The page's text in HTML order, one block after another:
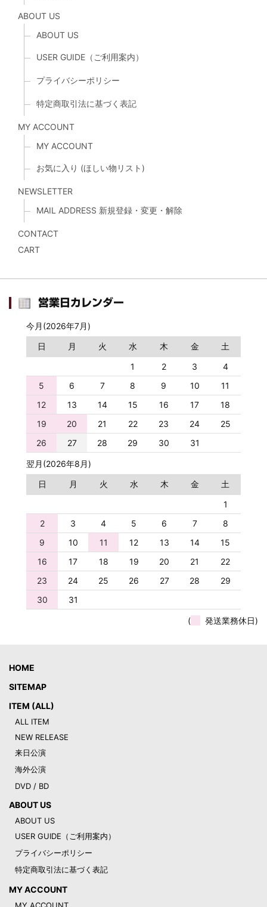
ABOUT US
ABOUT US
USER GUIDE（ご利用案内）
プライバシーポリシー
特定商取引法に基づく表記
MY ACCOUNT
MY ACCOUNT
お気に入り (ほしい物リスト)
NEWSLETTER
MAIL ADDRESS 新規登録・変更・解除
CONTACT
CART
営業日カレンダー
今月(2026年7月)
日
月 火 水 木 金
土
1
2 3
4
5
6 7 8 9 10
11
12
13 14 15 16 17
18
19
20 21 22 23 24
25
26
27 28 29 30 31
翌月(2026年8月)
日
月 火 水 木 金
土
1
2
3 4 5 6 7
8
9
10 11 12 13 14
15
16
17 18 19 20 21
22
23
24 25 26 27 28
29
30
31
( 発送業務休日)
HOME
SITEMAP
ITEM (ALL)
ALL ITEM
NEW RELEASE
来日公演
海外公演
DVD / BD
ABOUT US
ABOUT US
USER GUIDE（ご利用案内）
プライバシーポリシー
特定商取引法に基づく表記
MY ACCOUNT